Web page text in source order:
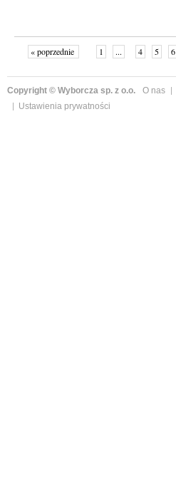
« poprzednie 1 ... 4 5 6
Copyright © Wyborcza sp. z o.o. O nas
Ustawienia prywatności